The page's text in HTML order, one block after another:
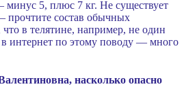
5, плюс 7 кг. Не существует
прочтите состав обычных
в телятине, например, не один
в интернет по этому поводу — много
насколько опасно